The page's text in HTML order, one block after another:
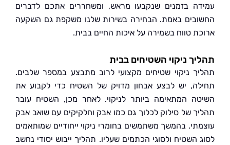
בזמנים שנקבעו מראש, ומשחררים אתכם לדברים
באמת. הבחירה בשירות שלנו משקפת גם השקעה
טווח בשמירה על איכות החיים בבית.
ניקוי השטיחים בבית
ניקוי שטיחים מקצועי לרוב מתבצע במספר שלבים.
יש לבצע אבחון מדויק של השטיח כדי לקבוע את
המתאימה ביותר לניקוי. לאחר מכן, השטיח עובר
של סילוק לכלוך גס כמו אבק וחלקיקים עם שואב אבק
בהמשך משתמשים בחומרי ניקוי ייחודיים שמותאמים
השטיח ולסוגי הכתמים שעליו. תהליך ייבוש יסודי נחשב